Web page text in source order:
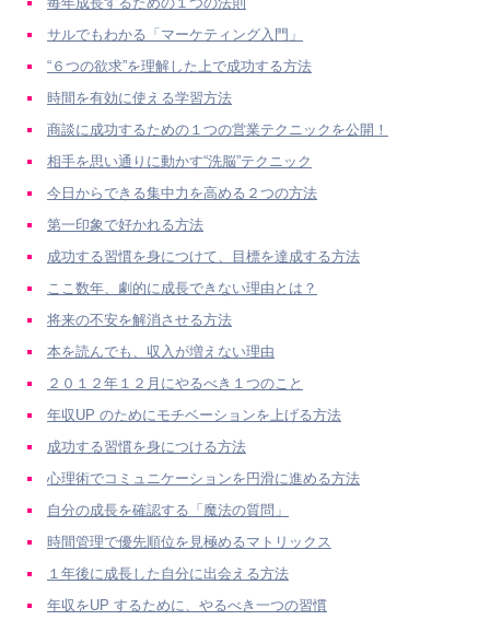
サルでもわかる「マーケティング入門」
“６つの欲求”を理解した上で成功する方法
時間を有効に使える学習方法
商談に成功するための１つの営業テクニックを公開！
相手を思い通りに動かす“洗脳”テクニック
今日からできる集中力を高める２つの方法
第一印象で好かれる方法
成功する習慣を身につけて、目標を達成する方法
ここ数年、劇的に成長できない理由とは？
将来の不安を解消させる方法
本を読んでも、収入が増えない理由
２０１２年１２月にやるべき１つのこと
年収UP のためにモチベーションを上げる方法
成功する習慣を身につける方法
心理術でコミュニケーションを円滑に進める方法
自分の成長を確認する「魔法の質問」
時間管理で優先順位を見極めるマトリックス
１年後に成長した自分に出会える方法
年収をUP するために、やるべき一つの習慣